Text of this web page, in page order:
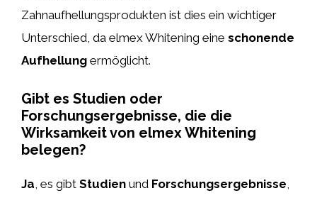
Zahnaufhellungsprodukten ist dies ein wichtiger
Unterschied, da elmex Whitening eine schonende
Aufhellung ermöglicht.
Gibt es Studien oder
Forschungsergebnisse, die die
Wirksamkeit von elmex Whitening
belegen?
Ja , es gibt Studien und Forschungsergebnisse